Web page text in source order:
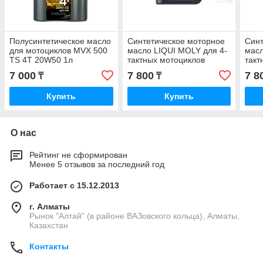
Полусинтетическое масло
для мотоциклов MVX 500
TS 4T 20W50 1л
7 000 ₸
Купить
Cинтетическое моторное
масло LIQUI MOLY для 4-
тактных мотоциклов
Motorbike 4T Street 10W-
40 1л 1521
7 800₸
Купить
40
7
О нас
Рейтинг не сформирован
Менее 5 отзывов за последний год
Работает с 15.12.2013
г. Алматы
Рынок "Алтай" (в районе ВАЗовского кольца), Алматы,
Казахстан
Контакты